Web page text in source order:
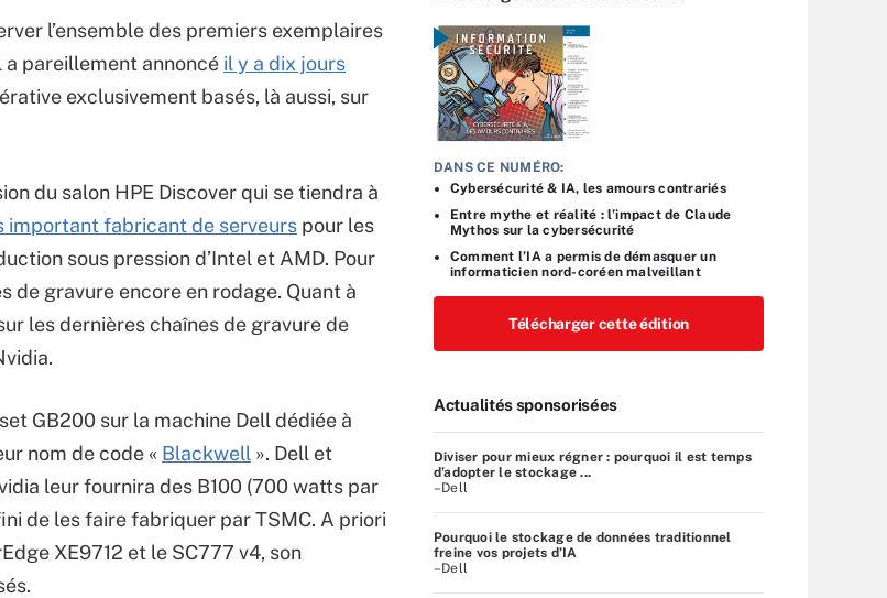
l’ensemble des premiers exemplaires
a pareillement annoncé il y a dix jours
exclusivement basés, là aussi, sur
du salon HPE Discover qui se tiendra à
important fabricant de serveurs pour les
sous pression d’Intel et AMD. Pour
de gravure encore en rodage. Quant à
les dernières chaînes de gravure de
GB200 sur la machine Dell dédiée à
nom de code « Blackwell ». Dell et
leur fournira des B100 (700 watts par
de les faire fabriquer par TSMC. A priori
XE9712 et le SC777 v4, son
DANS CE NUMÉRO:
Cybersécurité & IA, les amours contrariés
Entre mythe et réalité : l’impact de Claude
Mythos sur la cybersécurité
Comment l’IA a permis de démasquer un
informaticien nord-coréen malveillant
Télécharger cette édition
Actualités sponsorisées
Diviser pour mieux régner : pourquoi il est temps
d’adopter le stockage ...
–Dell
Pourquoi le stockage de données traditionnel
freine vos projets d’IA
–Dell